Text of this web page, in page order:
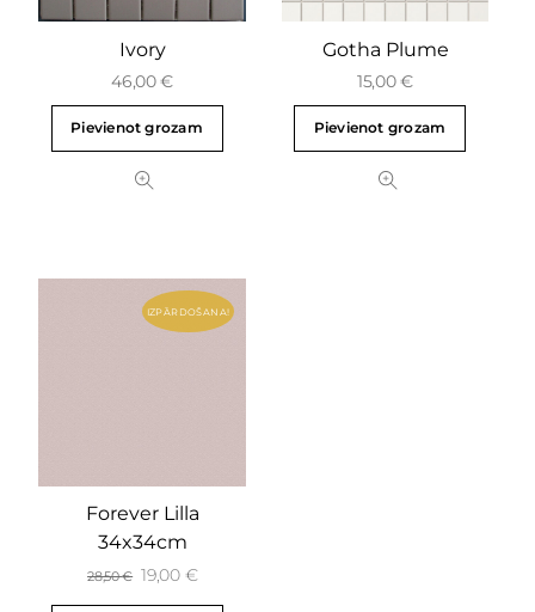
Ivory
46,00€
Pievienot grozam
Gotha Plume
15,00€
Pievienot grozam
IZPĀRDOŠANA!
Forever Lilla
34x34cm
28,50€ 19,00 €